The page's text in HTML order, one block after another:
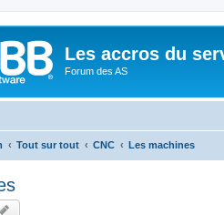
Les accros du
Forum des AS
Tout sur tout CNC Les machines